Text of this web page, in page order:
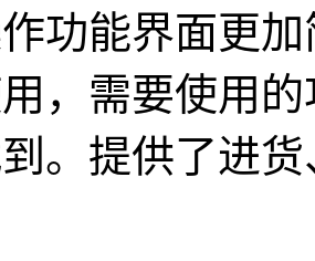
功能界面更
用，需要使用
。提供了进